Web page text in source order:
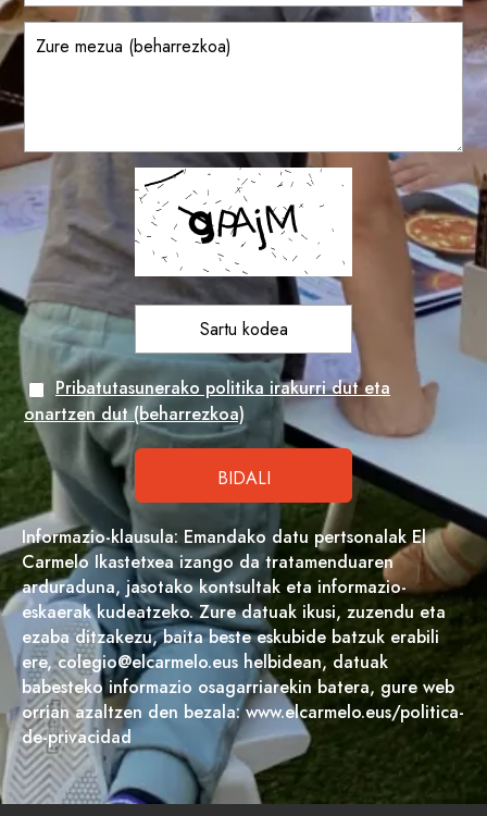
Pribatutasunerako politika irakurri dut eta
onartzen dut (beharrezkoa)
Informazio-klausula: Emandako datu pertsonalak El
Carmelo Ikastetxea izango da tratamenduaren
arduraduna, jasotako kontsultak eta informazio-
eskaerak kudeatzeko. Zure datuak ikusi, zuzendu eta
ezaba ditzakezu, baita beste eskubide batzuk erabili
ere, colegio@elcarmelo.eus helbidean, datuak
babesteko informazio osagarriarekin batera, gure web
orrian azaltzen den bezala: www.elcarmelo.eus/politica-
de-privacidad